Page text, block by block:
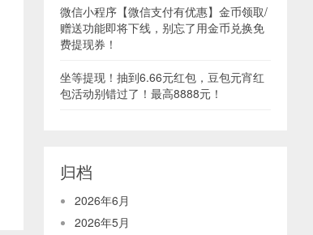
微信小程序【微信支付有优惠】金币领取/
赠送功能即将下线，别忘了用金币兑换免
费提现券！
坐等提现！抽到6.66元红包，豆包元宵红
包活动别错过了！最高8888元！
归档
2026年6月
2026年5月